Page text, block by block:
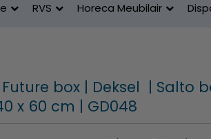
RVS Horeca Meubilair
box | Deksel | Salto
x 60 cm | GD048